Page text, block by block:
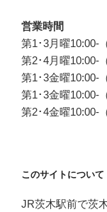
営業時間
第1･3月曜10:00-
第2･4月曜10:00-
第1･3金曜10:00-
第1･3金曜10:00-
第2･4金曜10:00-
このサイトについて
JR茨木駅前で茨